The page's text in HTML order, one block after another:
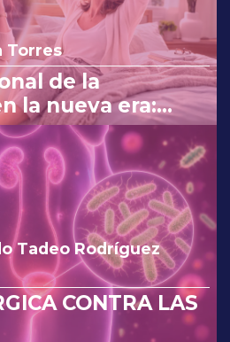
Torres
de la
la nueva era:
los cambios de
Tadeo Rodríguez
CONTRA LAS